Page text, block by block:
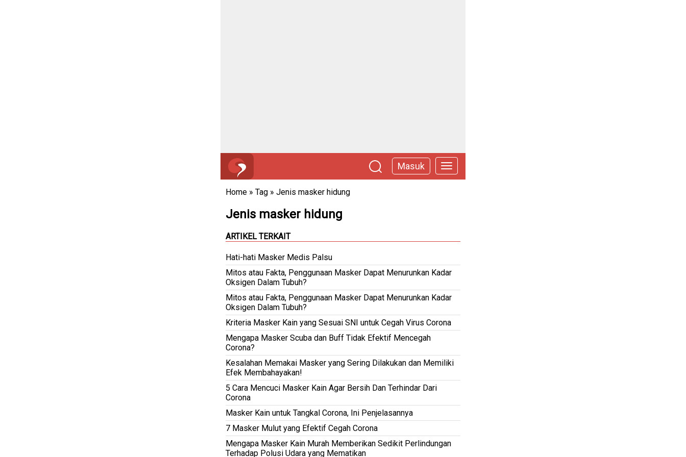
Masuk
Home » Tag » Jenis masker hidung
Jenis masker hidung
ARTIKEL TERKAIT
Hati-hati Masker Medis Palsu
Mitos atau Fakta, Penggunaan Masker Dapat Menurunkan Kadar
Oksigen Dalam Tubuh?
Mitos atau Fakta, Penggunaan Masker Dapat Menurunkan Kadar
Oksigen Dalam Tubuh?
Kriteria Masker Kain yang Sesuai SNI untuk Cegah Virus Corona
Mengapa Masker Scuba dan Buff Tidak Efektif Mencegah
Corona?
Kesalahan Memakai Masker yang Sering Dilakukan dan Memiliki
Efek Membahayakan!
5 Cara Mencuci Masker Kain Agar Bersih Dan Terhindar Dari
Corona
Masker Kain untuk Tangkal Corona, Ini Penjelasannya
7 Masker Mulut yang Efektif Cegah Corona
Mengapa Masker Kain Murah Memberikan Sedikit Perlindungan
Terhadap Polusi Udara yang Mematikan